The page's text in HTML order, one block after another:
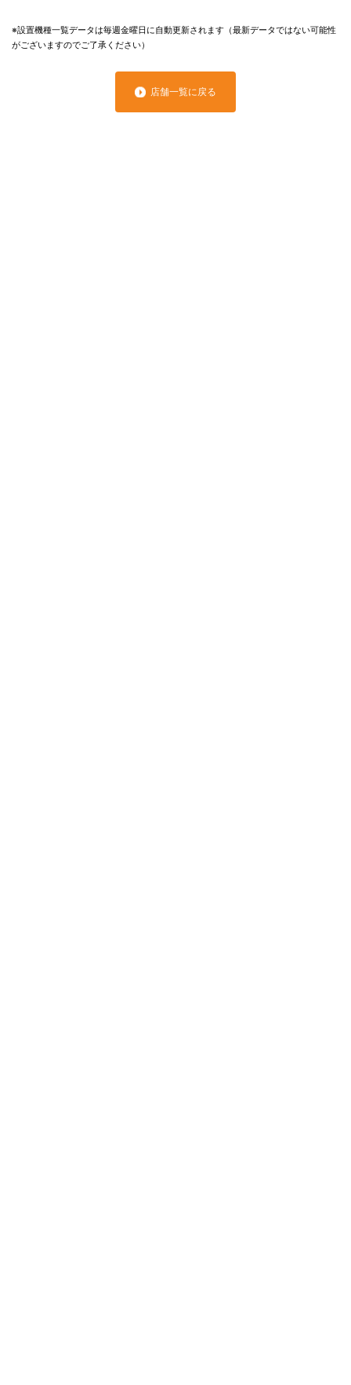
※設置機種一覧データは毎週金曜日に自動更新されます（最新データではない可能性
がございますのでご了承ください）
店舗一覧に戻る